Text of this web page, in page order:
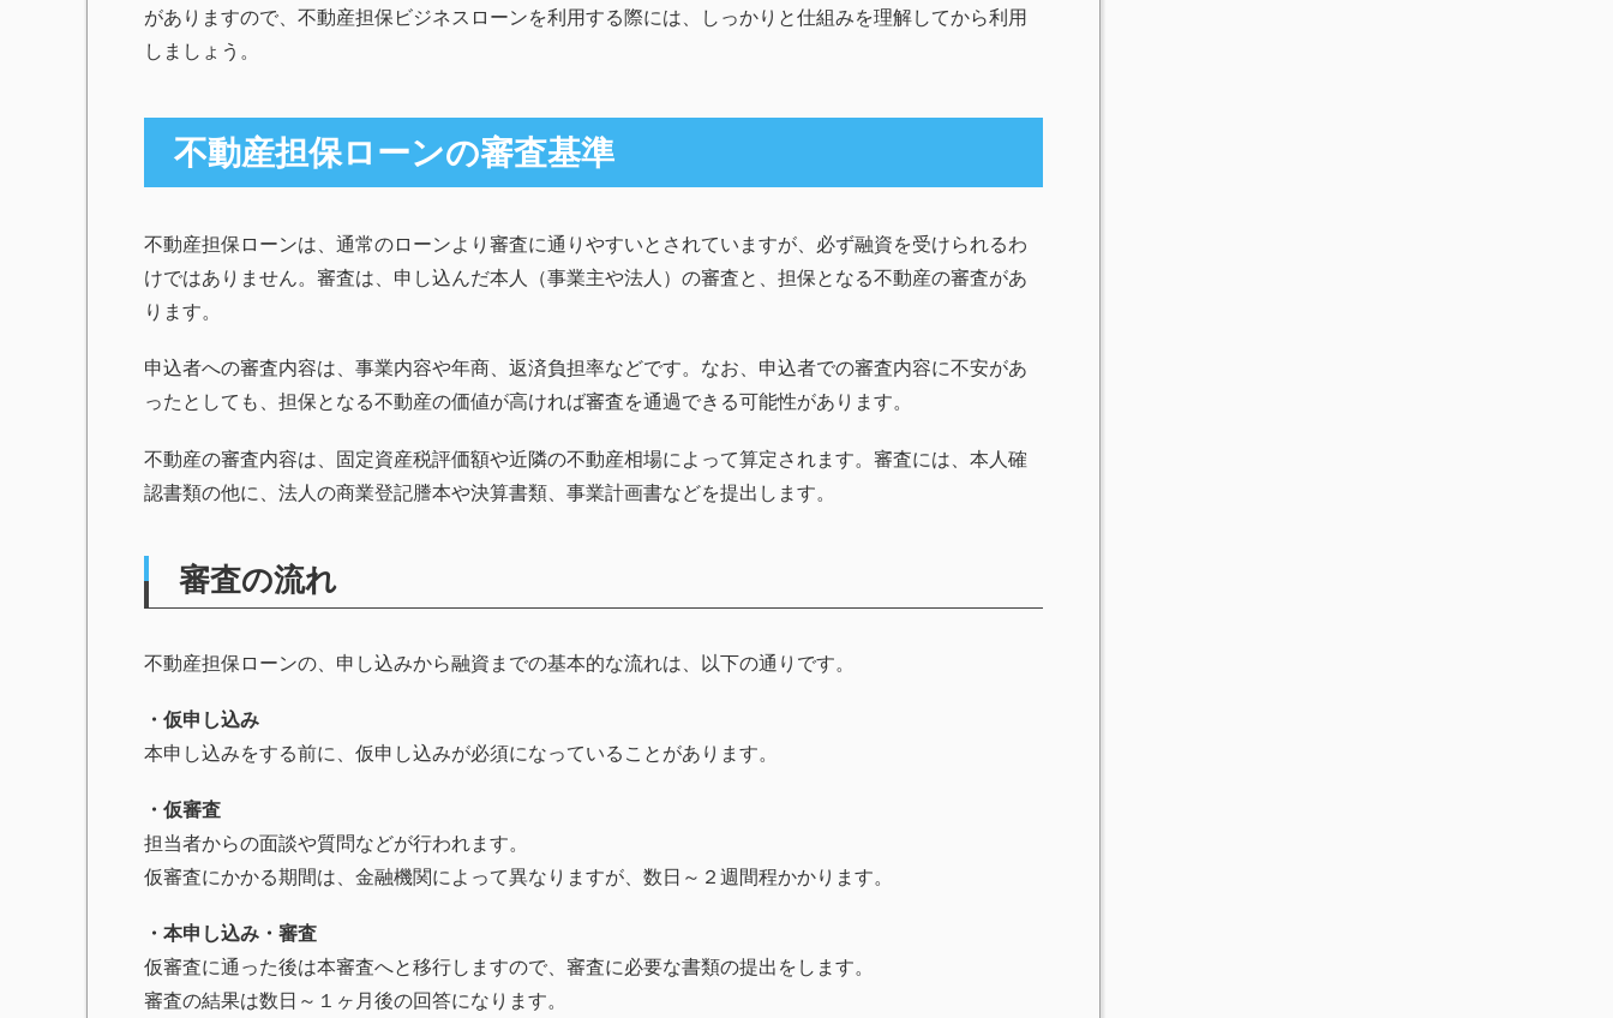
がありますので、不動産担保ビジネスローンを利用する際には、しっかりと仕組みを理解してから利用
しましょう。
不動産担保ローンの審査基準
不動産担保ローンは、通常のローンより審査に通りやすいとされていますが、必ず融資を受けられるわ
けではありません。審査は、申し込んだ本人（事業主や法人）の審査と、担保となる不動産の審査があ
ります。
申込者への審査内容は、事業内容や年商、返済負担率などです。なお、申込者での審査内容に不安があ
ったとしても、担保となる不動産の価値が高ければ審査を通過できる可能性があります。
不動産の審査内容は、固定資産税評価額や近隣の不動産相場によって算定されます。審査には、本人確
認書類の他に、法人の商業登記謄本や決算書類、事業計画書などを提出します。
審査の流れ
不動産担保ローンの、申し込みから融資までの基本的な流れは、以下の通りです。
・仮申し込み
本申し込みをする前に、仮申し込みが必須になっていることがあります。
・仮審査
担当者からの面談や質問などが行われます。
仮審査にかかる期間は、金融機関によって異なりますが、数日～２週間程かかります。
・本申し込み・審査
仮審査に通った後は本審査へと移行しますので、審査に必要な書類の提出をします。
審査の結果は数日～１ヶ月後の回答になります。